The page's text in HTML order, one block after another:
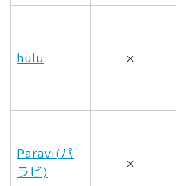
hulu ×
Paravi(パ
ラビ)
×